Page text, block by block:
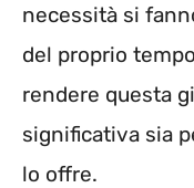
necessità si
del proprio
rendere questa
significativa sia
lo offre.